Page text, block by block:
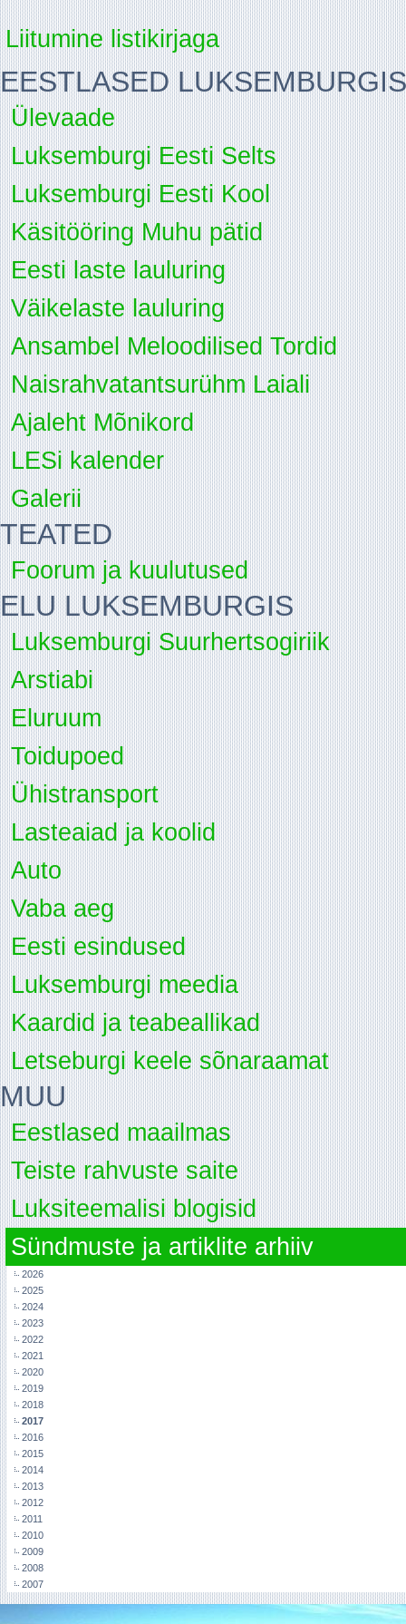
Liitumine listikirjaga
EESTLASED LUKSEMBURGIS
Ülevaade
Luksemburgi Eesti Selts
Luksemburgi Eesti Kool
Käsitööring Muhu pätid
Eesti laste lauluring
Väikelaste lauluring
Ansambel Meloodilised Tordid
Naisrahvatantsurühm Laiali
Ajaleht Mõnikord
LESi kalender
Galerii
TEATED
Foorum ja kuulutused
ELU LUKSEMBURGIS
Luksemburgi Suurhertsogiriik
Arstiabi
Eluruum
Toidupoed
Ühistransport
Lasteaiad ja koolid
Auto
Vaba aeg
Eesti esindused
Luksemburgi meedia
Kaardid ja teabeallikad
Letseburgi keele sõnaraamat
MUU
Eestlased maailmas
Teiste rahvuste saite
Luksiteemalisi blogisid
Sündmuste ja artiklite arhiiv
2026
2025
2024
2023
2022
2021
2020
2019
2018
2017
2016
2015
2014
2013
2012
2011
2010
2009
2008
2007